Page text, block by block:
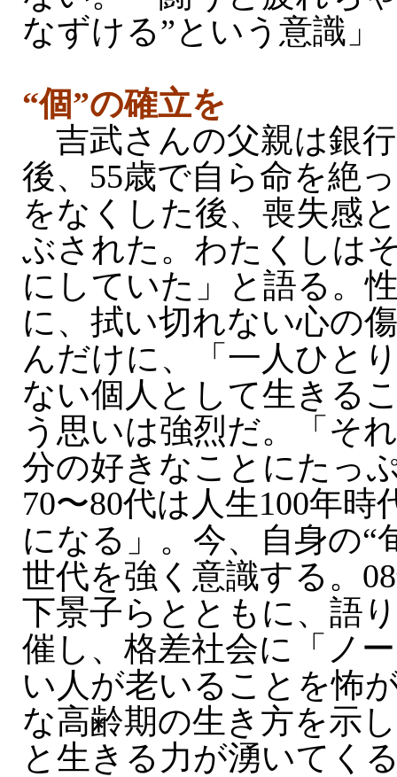
なずける”という意識」
“個”の確立を
吉武さんの父親は銀
後、55歳で自ら命を絶
をなくした後、喪失感
ぶされた。わたくしは
にしていた」と語る。
に、拭い切れない心の
んだけに、「一人ひと
ない個人として生きる
う思いは強烈だ。「そ
分の好きなことにたっ
70〜80代は人生100年
になる」。今、自身の“
世代を強く意識する。
下景子らとともに、語
催し、格差社会に「ノ
い人が老いることを怖
な高齢期の生き方を示
と生きる力が湧いてく